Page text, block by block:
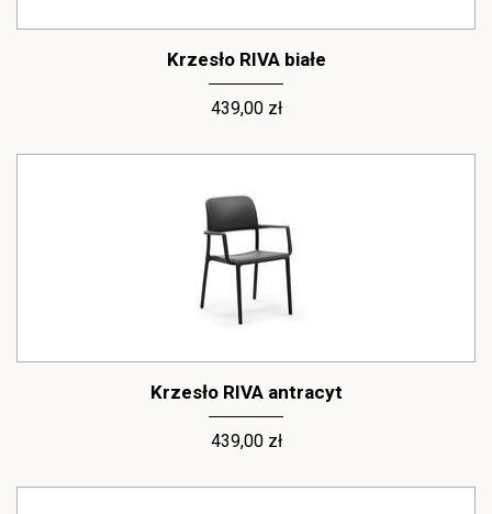
Krzesło RIVA białe
439,00 zł
Krzesło RIVA antracyt
439,00 zł